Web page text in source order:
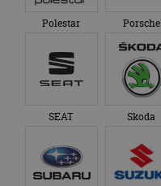
Polestar Porsche
SEAT Skoda